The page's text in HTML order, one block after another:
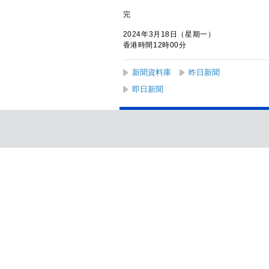
完
2024年3月18日（星期一）
香港時間12時00分
新聞資料庫 昨日新聞
即日新聞